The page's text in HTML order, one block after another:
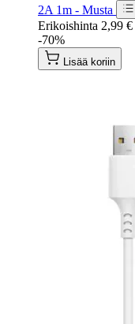
2A 1m - Musta
Erikoishinta 2,99 €
-70%
Lisää koriin